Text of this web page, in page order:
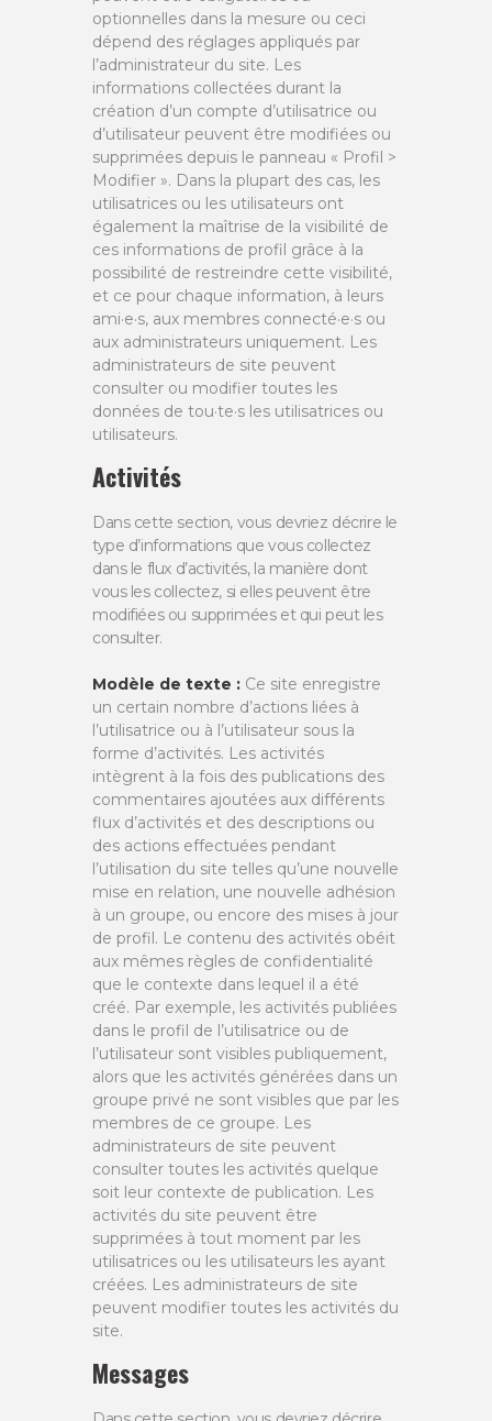
optionnelles dans la mesure ou ceci
dépend des réglages appliqués par
l’administrateur du site. Les
informations collectées durant la
création d’un compte d’utilisatrice ou
d’utilisateur peuvent être modifiées ou
supprimées depuis le panneau « Profil >
Modifier ». Dans la plupart des cas, les
utilisatrices ou les utilisateurs ont
également la maîtrise de la visibilité de
ces informations de profil grâce à la
possibilité de restreindre cette visibilité,
et ce pour chaque information, à leurs
ami·e·s, aux membres connecté·e·s ou
aux administrateurs uniquement. Les
administrateurs de site peuvent
consulter ou modifier toutes les
données de tou·te·s les utilisatrices ou
utilisateurs.
Activités
Dans cette section, vous devriez décrire le
type d’informations que vous collectez
dans le flux d’activités, la manière dont
vous les collectez, si elles peuvent être
modifiées ou supprimées et qui peut les
consulter.
Modèle de texte : Ce site enregistre
un certain nombre d’actions liées à
l’utilisatrice ou à l’utilisateur sous la
forme d’activités. Les activités
intègrent à la fois des publications des
commentaires ajoutées aux différents
flux d’activités et des descriptions ou
des actions effectuées pendant
l’utilisation du site telles qu’une nouvelle
mise en relation, une nouvelle adhésion
à un groupe, ou encore des mises à jour
de profil. Le contenu des activités obéit
aux mêmes règles de confidentialité
que le contexte dans lequel il a été
créé. Par exemple, les activités publiées
dans le profil de l’utilisatrice ou de
l’utilisateur sont visibles publiquement,
alors que les activités générées dans un
groupe privé ne sont visibles que par les
membres de ce groupe. Les
administrateurs de site peuvent
consulter toutes les activités quelque
soit leur contexte de publication. Les
activités du site peuvent être
supprimées à tout moment par les
utilisatrices ou les utilisateurs les ayant
créées. Les administrateurs de site
peuvent modifier toutes les activités du
site.
Messages